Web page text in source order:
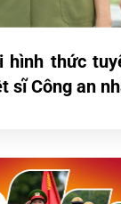
hình thức
sĩ Công an